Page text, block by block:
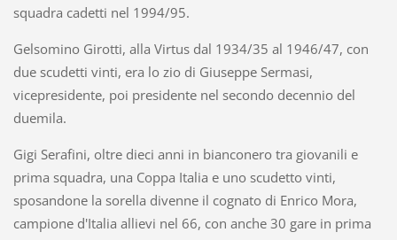
squadra cadetti nel 1994/95.
Gelsomino Girotti, alla Virtus dal 1934/35 al 1946/47, con
due scudetti vinti, era lo zio di Giuseppe Sermasi,
vicepresidente, poi presidente nel secondo decennio del
duemila.
Gigi Serafini, oltre dieci anni in bianconero tra giovanili e
prima squadra, una Coppa Italia e uno scudetto vinti,
sposandone la sorella divenne il cognato di Enrico Mora,
campione d'Italia allievi nel 66, con anche 30 gare in prima